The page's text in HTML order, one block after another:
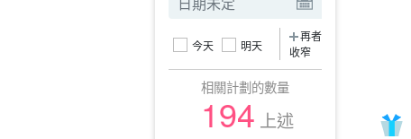
今天 明天
再者
收窄
相關計劃的數量
194 上述